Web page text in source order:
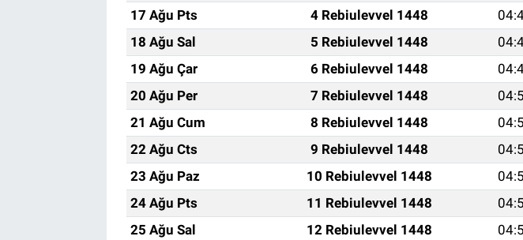
17 Ağu Pts
4 Rebiulevvel 1448
18 Ağu Sal
5 Rebiulevvel 1448
19 Ağu Çar
6 Rebiulevvel 1448
20 Ağu Per
7 Rebiulevvel 1448
21 Ağu Cum
8 Rebiulevvel 1448
22 Ağu Cts
9 Rebiulevvel 1448
23 Ağu Paz
10 Rebiulevvel 1448
24 Ağu Pts
11 Rebiulevvel 1448
25 Ağu Sal
12 Rebiulevvel 1448